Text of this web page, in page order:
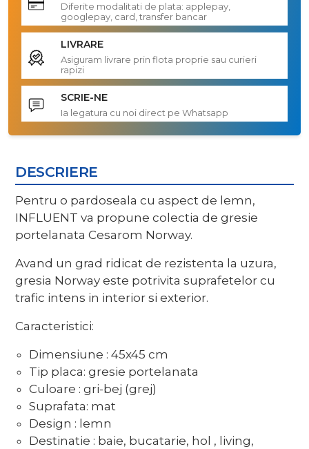
Diferite modalitati de plata: applepay,
googlepay, card, transfer bancar
LIVRARE
Asiguram livrare prin flota proprie sau curieri
rapizi
SCRIE-NE
Ia legatura cu noi direct pe Whatsapp
DESCRIERE
Pentru o pardoseala cu aspect de lemn,
INFLUENT va propune colectia de gresie
portelanata Cesarom Norway.
Avand un grad ridicat de rezistenta la uzura,
gresia Norway este potrivita suprafetelor cu
trafic intens in interior si exterior.
Caracteristici:
Dimensiune : 45x45 cm
Tip placa: gresie portelanata
Culoare : gri-bej (grej)
Suprafata: mat
Design : lemn
Destinatie : baie, bucatarie, hol , living,